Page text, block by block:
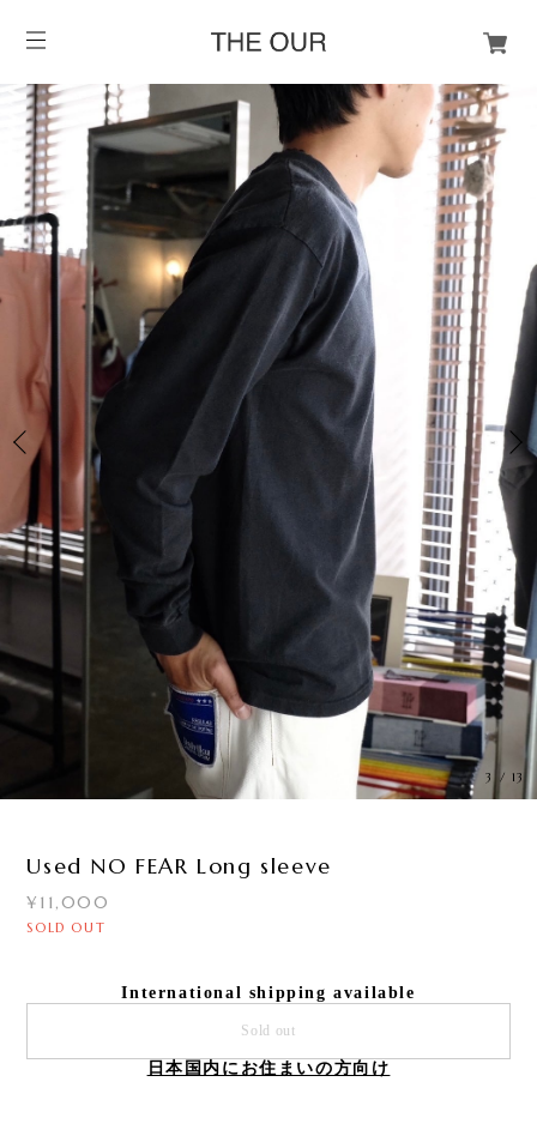
3 / 13
Used NO FEAR Long sleeve
¥11,000
SOLD OUT
International shipping available
Sold out
日本国内にお住まいの方向け